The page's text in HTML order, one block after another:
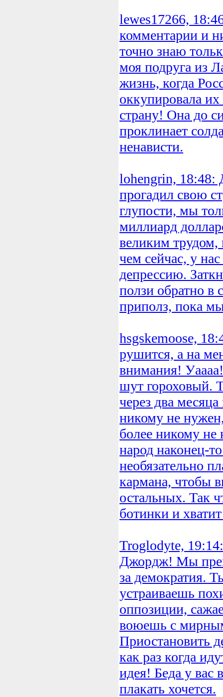
lewes17266,
комментарии и
точно знаю
моя подруга из
жизнь, когда
оккупировала
страну! Она до
проклинает
ненависти.
lohengrin, 18:48:
прогадил свою
глупости, мы
миллиард
великим трудом,
чем сейчас, у
депрессию.
ползи обратно в
приполз, пока
hsgskemoose,
рушится, а на
внимания!
шут гороховый.
через два
никому не
более никому
народ наконец-
необязательно
кармана, чтобы
остальных. Так
ботинки и
Troglodyte,
Джордж! Мы
за демократия.
устраиваешь
оппозиции,
воюешь с
Приостановить
как раз когда
идея! Беда у вас
плакать хочется.